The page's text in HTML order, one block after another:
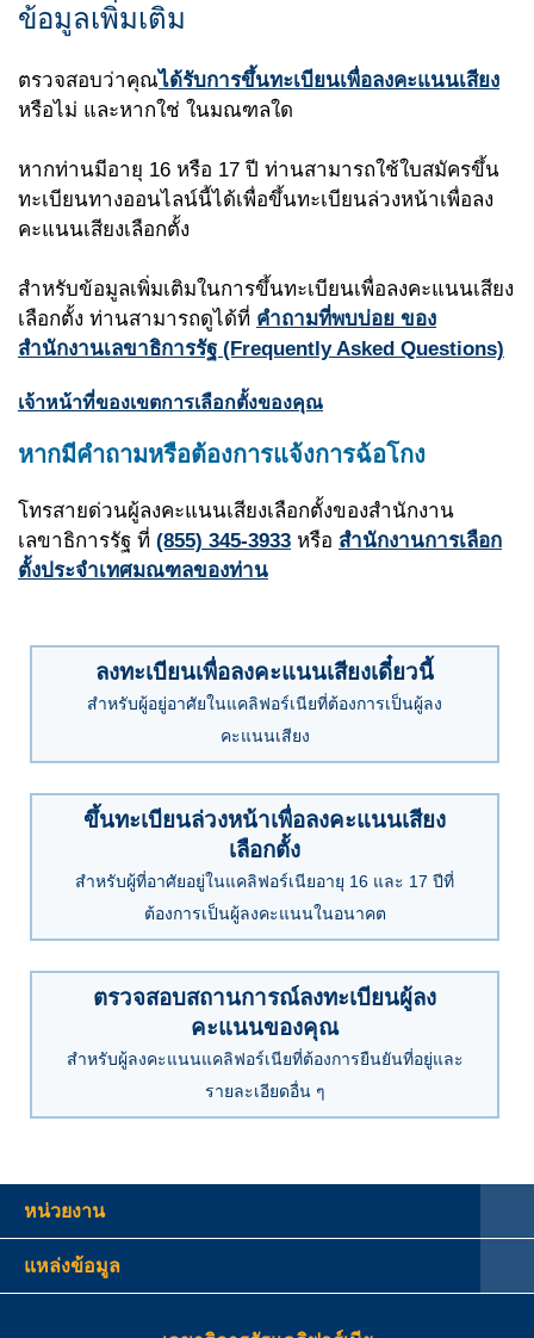
ข้อมูลเพิ่มเติม
ตรวจสอบว่าคุณได้รับการขึ้นทะเบียนเพื่อลงคะแนนเสียง
หรือไม่ และหากใช่ ในมณฑลใด
หากท่านมีอายุ 16 หรือ 17 ปี ท่านสามารถใช้ใบสมัครขึ้น
ทะเบียนทางออนไลน์นี้ได้เพื่อขึ้นทะเบียนล่วงหน้าเพื่อลง
คะแนนเสียงเลือกตั้ง
สำหรับข้อมูลเพิ่มเติมในการขึ้นทะเบียนเพื่อลงคะแนนเสียง
เลือกตั้ง ท่านสามารถดูได้ที่ คำถามที่พบบ่อย ของ
สำนักงานเลขาธิการรัฐ (Frequently Asked Questions)
เจ้าหน้าที่ของเขตการเลือกตั้งของคุณ
หากมีคำถามหรือต้องการแจ้งการฉ้อโกง
โทรสายด่วนผู้ลงคะแนนเสียงเลือกตั้งของสำนักงาน
เลขาธิการรัฐ ที่ (855) 345-3933 หรือ สำนักงานการเลือก
ตั้งประจำเทศมณฑลของท่าน
ลงทะเบียนเพื่อลงคะแนนเสียงเดี๋ยวนี้
สำหรับผู้อยู่อาศัยในแคลิฟอร์เนียที่ต้องการเป็นผู้ลง
คะแนนเสียง
ขึ้นทะเบียนล่วงหน้าเพื่อลงคะแนนเสียง
เลือกตั้ง
สำหรับผู้ที่อาศัยอยู่ในแคลิฟอร์เนียอายุ 16 และ 17 ปีที่
ต้องการเป็นผู้ลงคะแนนในอนาคต
ตรวจสอบสถานการณ์ลงทะเบียนผู้ลง
คะแนนของคุณ
สำหรับผู้ลงคะแนนแคลิฟอร์เนียที่ต้องการยืนยันที่อยู่และ
รายละเอียดอื่น ๆ
หน่วยงาน
แหล่งข้อมูล